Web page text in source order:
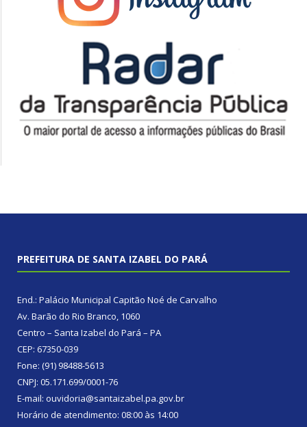
PREFEITURA DE SANTA IZABEL DO PARÁ
End.: Palácio Municipal Capitão Noé de Carvalho
Av. Barão do Rio Branco, 1060
Centro – Santa Izabel do Pará – PA
CEP: 67350-039
Fone: (91) 98488-5613
CNPJ: 05.171.699/0001-76
E-mail: ouvidoria@santaizabel.pa.gov.br
Horário de atendimento: 08:00 às 14:00